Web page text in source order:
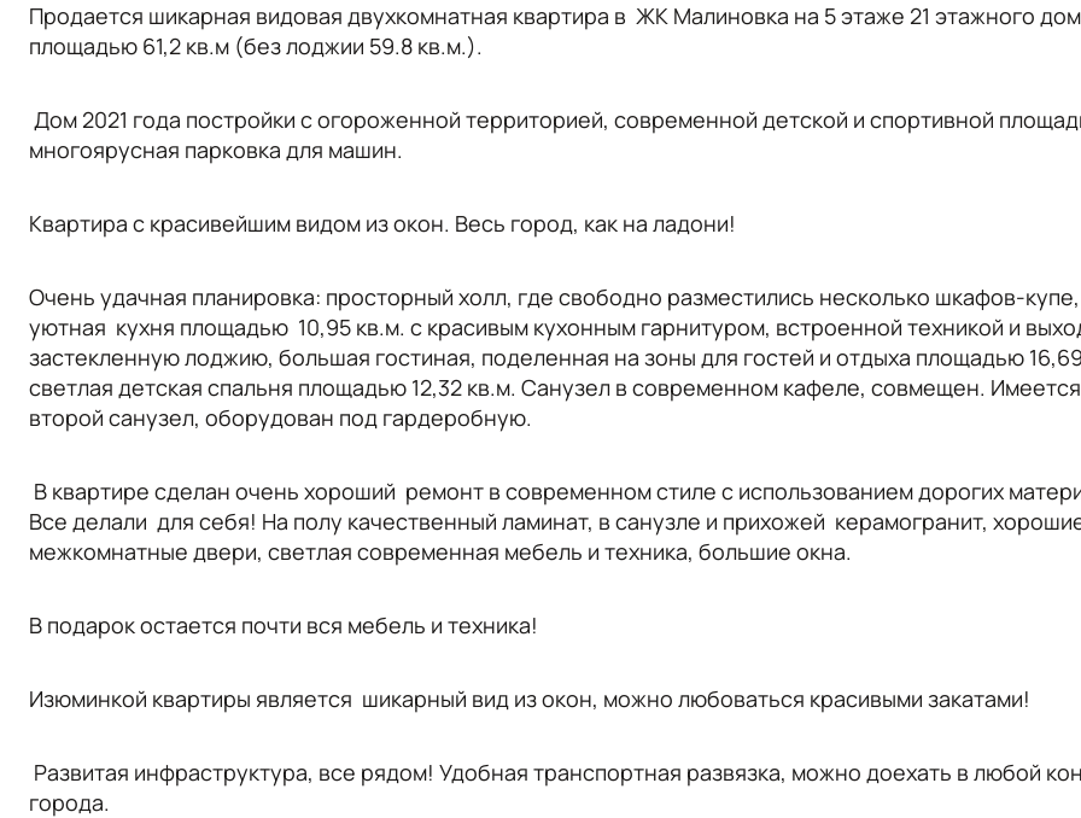
Продается шикарная видовая двухкомнатная квартира в ЖК Малиновка на 5 этаже 21 этажного
площадью 61,2 кв.м (без лоджии 59.8 кв.м.).
Дом 2021 года постройки с огороженной территорией, современной детской и спортивной
многоярусная парковка для машин.
Квартира с красивейшим видом из окон. Весь город, как на ладони!
Очень удачная планировка: просторный холл, где свободно разместились несколько шкафов-купе,
уютная кухня площадью 10,95 кв.м. с красивым кухонным гарнитуром, встроенной техникой и
застекленную лоджию, большая гостиная, поделенная на зоны для гостей и отдыха площадью
светлая детская спальня площадью 12,32 кв.м. Санузел в современном кафеле, совмещен. Имеется
второй санузел, оборудован под гардеробную.
В квартире сделан очень хороший ремонт в современном стиле с использованием дорогих
Все делали для себя! На полу качественный ламинат, в санузле и прихожей керамогранит,
межкомнатные двери, светлая современная мебель и техника, большие окна.
В подарок остается почти вся мебель и техника!
Изюминкой квартиры является шикарный вид из окон, можно любоваться красивыми закатами!
Развитая инфраструктура, все рядом! Удобная транспортная развязка, можно доехать в любой
города.